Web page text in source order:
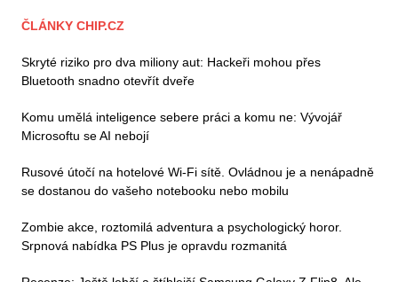
ČLÁNKY CHIP.CZ
Skryté riziko pro dva miliony aut: Hackeři mohou přes
Bluetooth snadno otevřít dveře
Komu umělá inteligence sebere práci a komu ne: Vývojář
Microsoftu se AI nebojí
Rusové útočí na hotelové Wi-Fi sítě. Ovládnou je a nenápadně
se dostanou do vašeho notebooku nebo mobilu
Zombie akce, roztomilá adventura a psychologický horor.
Srpnová nabídka PS Plus je opravdu rozmanitá